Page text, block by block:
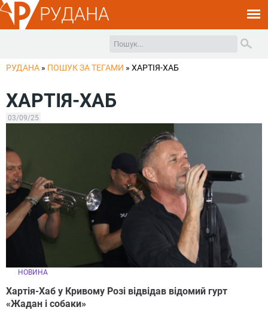
РУДАНА
РУДАНА » ПОШУК ЗА ТЕГАМИ » ХАРТІЯ-ХАБ
ХАРТІЯ-ХАБ
03/09/25
НОВИНА
Хартія-Хаб у Кривому Розі відвідав відомий гурт
«Жадан і собаки»